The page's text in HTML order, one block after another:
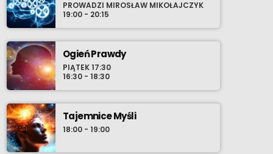
muzycznych. Stamtąd rzeką bardziej
świadomych wyborów wieku młodzieńczego,
szanse wyłowienia najnowszego, osobistego
przeboju zdają się być nieskończone. Nie
chowaj zatem w środowy wieczór swoich
przyborów do relaksu i ustaw radio-komputer
na Radio Cenzura o 21:30 polskiego czasu.
PROWADZI MIROSŁAW MIKOŁAJCZYK
19:00 - 20:15
Ogień Prawdy
PIĄTEK 17:30
16:30 - 18:30
Tajemnice Myśli
18:00 - 19:00